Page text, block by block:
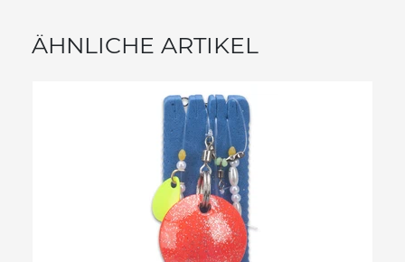
ÄHNLICHE ARTIKEL